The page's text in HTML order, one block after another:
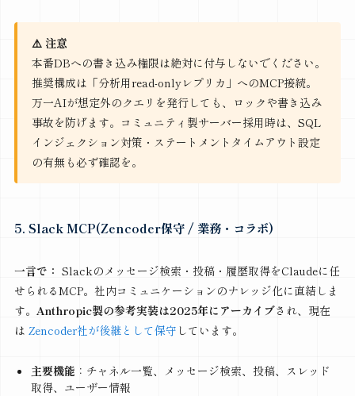
⚠️ 注意
本番DBへの書き込み権限は絶対に付与しないでください。
推奨構成は「分析用read-onlyレプリカ」へのMCP接続。
万一AIが想定外のクエリを発行しても、ロックや書き込み
事故を防げます。コミュニティ製サーバー採用時は、SQL
インジェクション対策・ステートメントタイムアウト設定
の有無も必ず確認を。
5. Slack MCP(Zencoder保守 / 業務・コラボ)
一言で： Slackのメッセージ検索・投稿・履歴取得をClaudeに任
せられるMCP。社内コミュニケーションのナレッジ化に直結しま
す。 Anthropic製の参考実装は2025年にアーカイブされ、現在
は Zencoder社が後継として保守 しています。
主要機能 ：チャネル一覧、メッセージ検索、投稿、スレッド
取得、ユーザー情報